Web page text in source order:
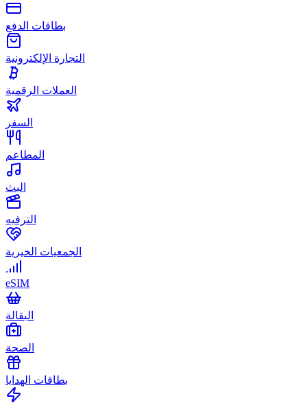
بطاقات الدفع
التجارة الإلكترونية
العملات الرقمية
السفر
المطاعم
البث
الترفيه
الجمعيات الخيرية
eSIM
البقالة
الصحة
بطاقات الهدايا